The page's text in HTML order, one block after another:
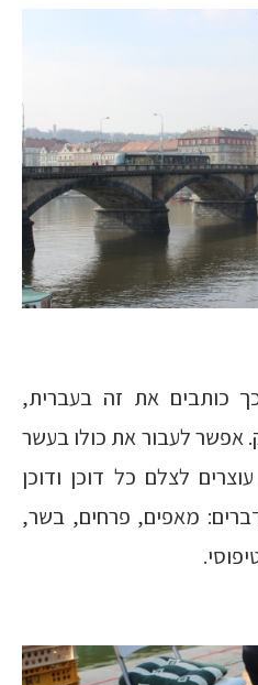
כותבים את זה בעברית,
אפשר לעבור את כולו בעשר
לצלם כל דוכן ודוכן
מאפים, פרחים, בשר,